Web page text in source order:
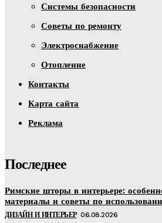
Системы безопасности
Советы по ремонту
Электроснабжение
Отопление
Контакты
Карта сайта
Реклама
Последнее
Римские шторы в интерьере:
материалы и советы по
ДИЗАЙН И ИНТЕРЬЕР 06.08.2026